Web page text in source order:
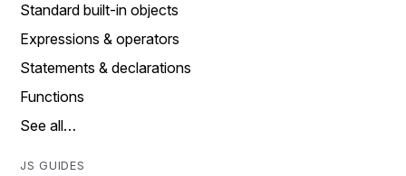
Standard built-in objects
Expressions & operators
Statements & declarations
Functions
See all…
JS GUIDES